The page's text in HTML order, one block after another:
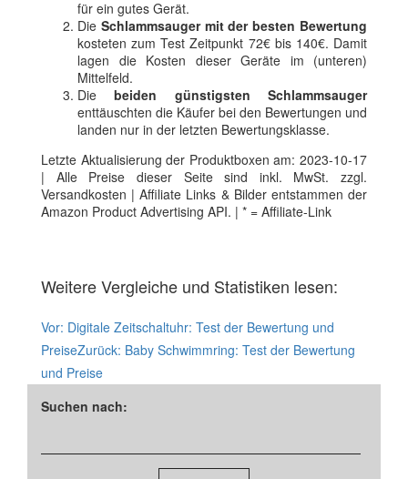
für ein gutes Gerät.
Die Schlammsauger mit der besten Bewertung
kosteten zum Test Zeitpunkt 72€ bis 140€. Damit
lagen die Kosten dieser Geräte im (unteren)
Mittelfeld.
Diebeiden günstigsten Schlammsauger
enttäuschten die Käufer bei den Bewertungen und
landen nur in der letzten Bewertungsklasse.
Letzte Aktualisierung der Produktboxen am: 2023-10-17
| Alle Preise dieser Seite sind inkl. MwSt. zzgl.
Versandkosten | Affiliate Links & Bilder entstammen der
Amazon Product Advertising API. | * = Affiliate-Link
Weitere Vergleiche und Statistiken lesen:
Vor: Digitale Zeitschaltuhr: Test der Bewertung und
PreiseZurück: Baby Schwimmring: Test der Bewertung
und Preise
Suchen nach: